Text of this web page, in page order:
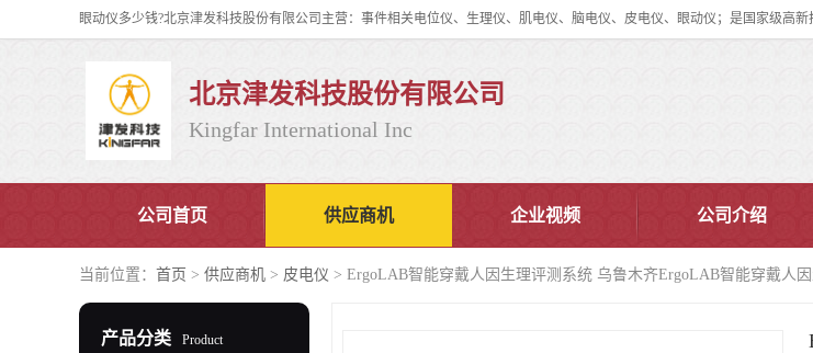
北京津发科技股份有限公司
Kingfar International Inc
公司首页 供应商机 企业视频 公司介绍
当前位置： 首页 > 供应商机 > 皮电仪 > ErgoLAB智能穿戴人因生理评测系统 乌鲁木齐ErgoLAB智能穿戴人
产品分类 Product